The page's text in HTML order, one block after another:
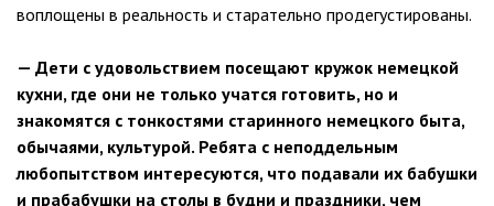
воплощены в реальность и старательно продегустированы.
— Дети с удовольствием посещают кружок немецкой
кухни, где они не только учатся готовить, но и
знакомятся с тонкостями старинного немецкого быта,
обычаями, культурой. Ребята с неподдельным
любопытством интересуются, что подавали их бабушки
и прабабушки на столы в будни и праздники, чем